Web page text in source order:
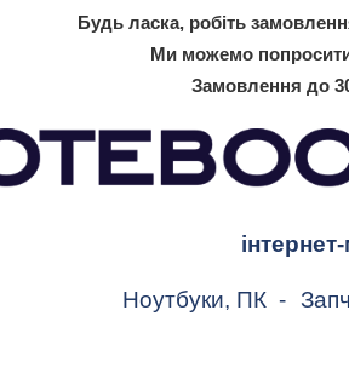
Будь ласка, робіть
Ми можемо попросити
Замовлення до
Ноутбуки, ПК -